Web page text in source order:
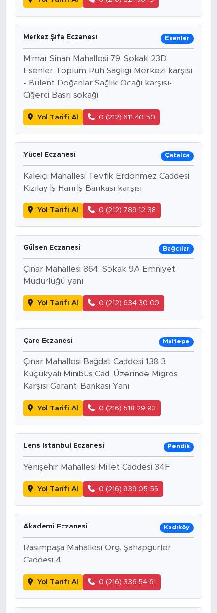
Merkez Şifa Eczanesi Esenler
Mimar Sinan Mahallesi 79. Sokak 23D
Esenler Toplum Ruh Sağlığı Merkezi karşısı
- Bülent Doğanlar Sağlık Ocağı karşısı-
Ciğerci Basri sokağı
Yol Tarifi Al 0 (212) 611 40 50
Yücel Eczanesi Çatalca
Kaleiçi Mahallesi Tevfik Erdönmez Caddesi
Kızılay İş Hanı İş Bankası karşısı
Yol Tarifi Al 0 (212) 789 12 38
Gülsen Eczanesi Bağcılar
Çınar Mahallesi 864. Sokak 9A Emniyet
Müdürlüğü yanı
Yol Tarifi Al 0 (212) 634 30 00
Çare Eczanesi Maltepe
Çınar Mahallesi Bağdat Caddesi 138 3
Küçükyalı Minibüs Cad. Üzerinde Migros
Karşısı Garanti Bankası Yanı
Yol Tarifi Al 0 (216) 518 29 93
Lens Istanbul Eczanesi Pendik
Yenişehir Mahallesi Millet Caddesi 34F
Yol Tarifi Al 0 (216) 939 05 56
Akademi Eczanesi Kadıköy
Rasimpaşa Mahallesi Org. Şahapgürler
Caddesi 4
Yol Tarifi Al 0 (216) 336 54 61